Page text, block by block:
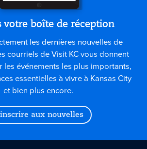
votre boîte de réception
les dernières nouvelles de
courriels de Visit KC vous donnent
les événements les plus importants,
essentielles à vivre à Kansas City
et bien plus encore.
aux nouvelles